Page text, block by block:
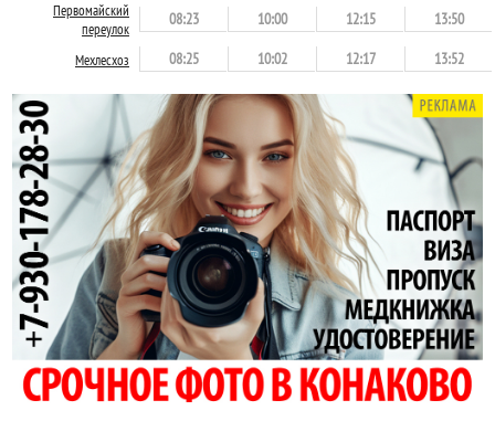
Первомайский
переулок
08:23 10:00 12:15 13:50
Мехлесхоз 08:25 10:02 12:17 13:52